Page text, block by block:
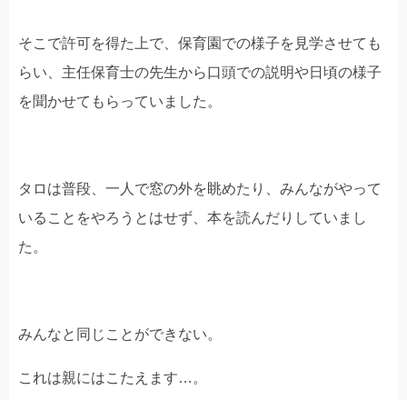
そこで許可を得た上で、保育園での様子を見学させても
らい、主任保育士の先生から口頭での説明や日頃の様子
を聞かせてもらっていました。
タロは普段、一人で窓の外を眺めたり、みんながやって
いることをやろうとはせず、本を読んだりしていまし
た。
みんなと同じことができない。
これは親にはこたえます…。